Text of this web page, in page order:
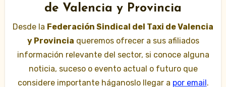
de Valencia y Provincia
Desde la Federación Sindical del Taxi de Valencia
y Provincia queremos ofrecer a sus afiliados
información relevante del sector, si conoce alguna
noticia, suceso o evento actual o futuro que
considere importante háganoslo llegar a por email.